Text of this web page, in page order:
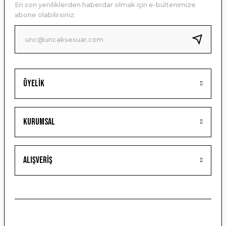
Ürün bilgilerinde hatalar bulunuyor.
Ürün fiyatı diğer sitelerden daha pahalı.
Bu ürüne benzer farklı alternatifler olmalı.
Gönder
Üyelik
Kurumsal
Alışveriş
En son yeniliklerden haberdar olmak için e-bültenimize
abone olabilirsiniz.